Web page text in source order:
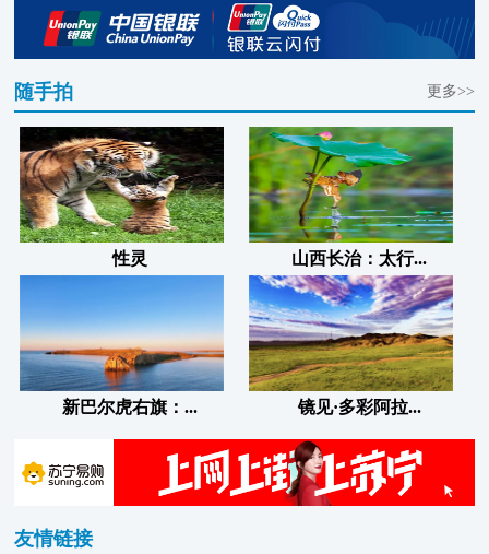
随手拍 更多>>
性灵 山西长治：太行...
新巴尔虎右旗：... 镜见·多彩阿拉...
友情链接